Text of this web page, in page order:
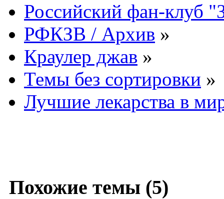
Российский фан-клуб
РФКЗВ / Архив »
Краулер джав »
Темы без сортировки »
Лучшие лекарства в
Похожие темы (5)